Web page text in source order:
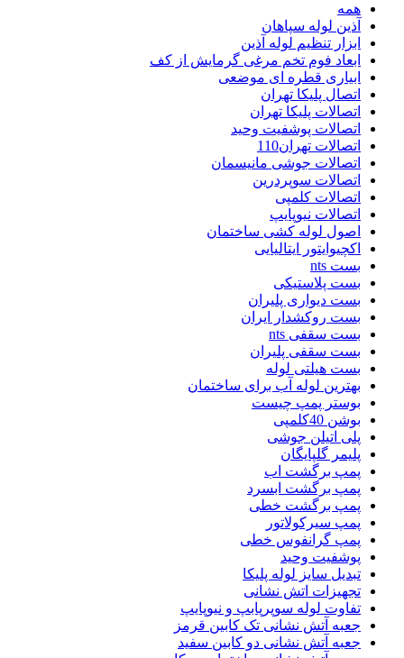
همه
آذین لوله سپاهان
ابزار تنظیم لوله آذین
ابعاد فوم تخم مرغی گرمایش از کف
ابیاری قطره ای موضعی
اتصال پلیکا تهران
اتصالات پلیکا تهران
اتصالات پوشفیت وحید
اتصالات تهران110
اتصالات جوشی مانیسمان
اتصالات سوپردرین
اتصالات کلمپی
اتصالات نیوپایپ
اصول لوله کشی ساختمان
اکچیوایتور ایتالیایی
بست nts
بست پلاستیکی
بست دیواری پلیران
بست روکشدار ایران
بست سقفی nts
بست سقفی پلیران
بست هیلتی لوله
بهترین لوله آب برای ساختمان
بوستر پمپ چیست
بوشن 40کلمپی
پلی اتیلن جوشی
پلیمر گلپایگان
پمپ برگشت اب
پمپ برگشت ابسرد
پمپ برگشت خطی
پمپ سیرکولاتور
پمپ گرانفوس خطی
پوشفیت وحید
تبدیل سایز لوله پلیکا
تجهیزات اتش نشانی
تفاوت لوله سوپرپابپ و نیوپایپ
جعبه آتش نشانی تک کابین قرمز
جعبه آتش نشانی دو کابین سفید